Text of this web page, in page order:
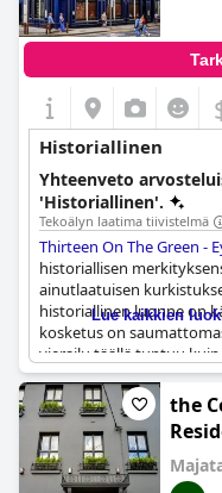
Historiallinen
Yhteenveto
'Historiallinen'.
Tekoälyn laatima tiivistelmä
Thirteen On The Green -
historiallisen
ainutlaatuisen
historiallinen luonne on
kosketus on
vierailu täällä tuntuu kuin
historiallisen tunnelman
viehättävässä ja
historiallisten paikkojen
perinteinen irlantilainen
viehättävä
korostaa sen vintage-
Lue kaikkien
the